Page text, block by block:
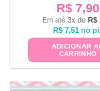
R$ 7,90
Em até 3x de R$
R$7,51 no
ADICIONAR
CARRINHO